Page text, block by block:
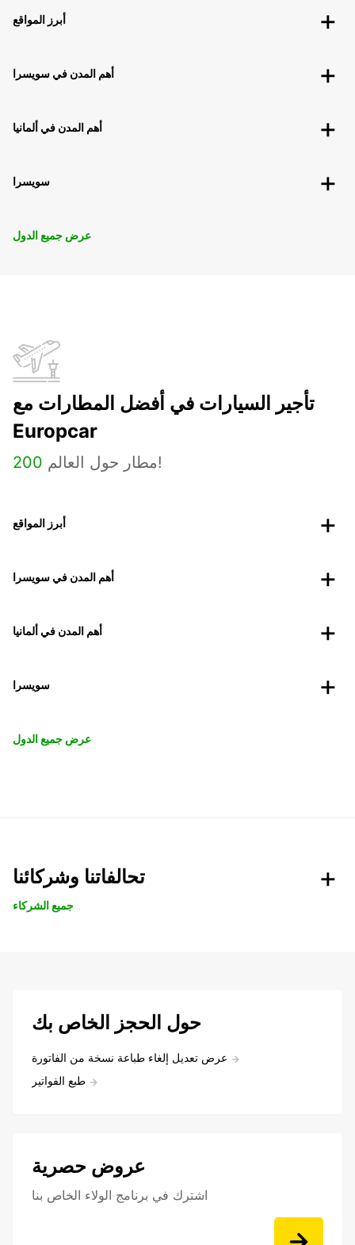
أبرز المواقع
أهم المدن في سويسرا
أهم المدن في ألمانيا
سويسرا
عرض جميع الدول
تأجير السيارات في أفضل المطارات مع
Europcar
200 مطار حول العالم!
أبرز المواقع
أهم المدن في سويسرا
أهم المدن في ألمانيا
سويسرا
عرض جميع الدول
تحالفاتنا وشركائنا
جميع الشركاء
حول الحجز الخاص بك
عرض تعديل إلغاء طباعة نسخة من الفاتورة
طبع الفواتير
عروض حصرية
اشترك في برنامج الولاء الخاص بنا